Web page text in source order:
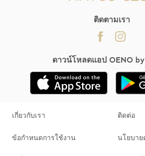
ติดตามเรา
ดาวน์โหลดแอป OENO
เกี่ยวกับเรา ติดต่อ
ข้อกำหนดการใช้งาน นโยบาย